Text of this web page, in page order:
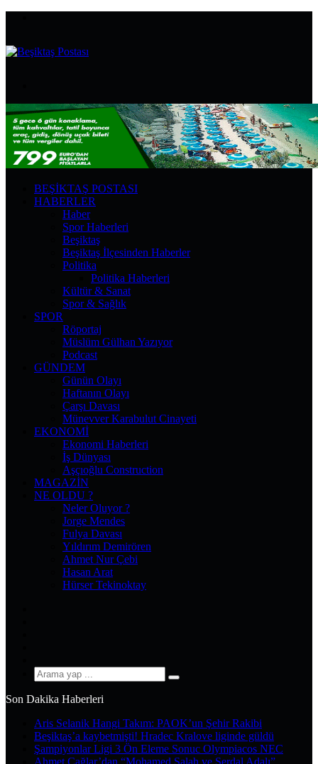
...
BEŞIKTAŞ POSTASI
HABERLER
Haber
Spor Haberleri
Beşiktaş
Beşiktaş İlçesinden Haberler
Politika
Politika Haberleri
Kültür & Sanat
Spor & Sağlık
SPOR
Röportaj
Müslüm Gülhan Yazıyor
Podcast
GÜNDEM
Günün Olayı
Haftanın Olayı
Çarşı Davası
Münevver Karabulut Cinayeti
EKONOMI
Ekonomi Haberleri
İş Dünyası
Aşçıoğlu Construction
MAGAZIN
NE OLDU ?
Neler Oluyor ?
Jorge Mendes
Fulya Davası
Yıldırım Demirören
Ahmet Nur Çebi
Hasan Arat
Hürser Tekinoktay
Arama
Son Dakika Haberleri
Aris Selanik Hangi Takım: PAOK’un Şehir Rakibi
Beşiktaş’a kaybetmişti! Hradec Kralove liginde güldü
Şampiyonlar Ligi 3 Ön Eleme Sonuc Olympiacos NEC
Ahmet Çağlar’dan “Mohamed Salah ve Serdal Adalı”